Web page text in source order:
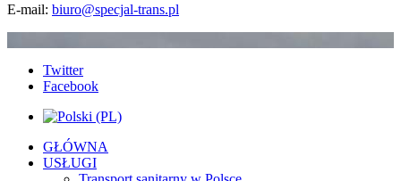
E-mail: biuro@specjal-trans.pl
Twitter
Facebook
GŁÓWNA
USŁUGI